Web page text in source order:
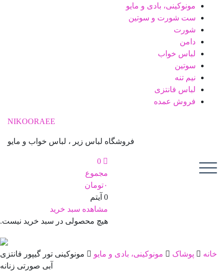
مونوکینی، بادی و مایو
ست شورت و سوتین
شورت
دامن
لباس خواب
سوتین
نیم تنه
لباس فانتزی
فروش عمده
NIKOORAEE
فروشگاه لباس زیر ، لباس خواب و مایو
0
مجموع
۰تومان
0 آیتم
مشاهده سبد خرید
هیچ محصولی در سبد خرید نیست.
خانه پوشاک مونوکینی، بادی و مایو
مونوکینی تور گیپور فانتزی
آبی صورتی زنانه